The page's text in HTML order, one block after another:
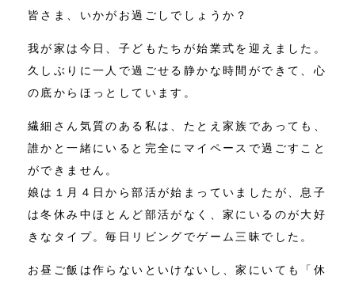
皆さま、いかがお過ごしでしょうか？
我が家は今日、子どもたちが始業式を迎えました。
久しぶりに一人で過ごせる静かな時間ができて、心
の底からほっとしています。
繊細さん気質のある私は、たとえ家族であっても、
誰かと一緒にいると完全にマイペースで過ごすこと
ができません。
娘は１月４日から部活が始まっていましたが、息子
は冬休み中ほとんど部活がなく、家にいるのが大好
きなタイプ。毎日リビングでゲーム三昧でした。
お昼ご飯は作らないといけないし、家にいても「休